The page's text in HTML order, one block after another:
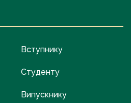
Вступнику
Студенту
Випускнику